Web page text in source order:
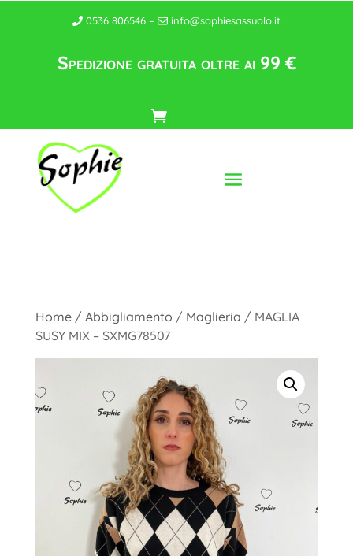
0536 806546 – info@sophiesassuolo.it
Spedizione gratuita oltre ai 99 €
Home/ Abbigliamento / Maglieria / MAGLIA
SUSY MIX – SXMG78507